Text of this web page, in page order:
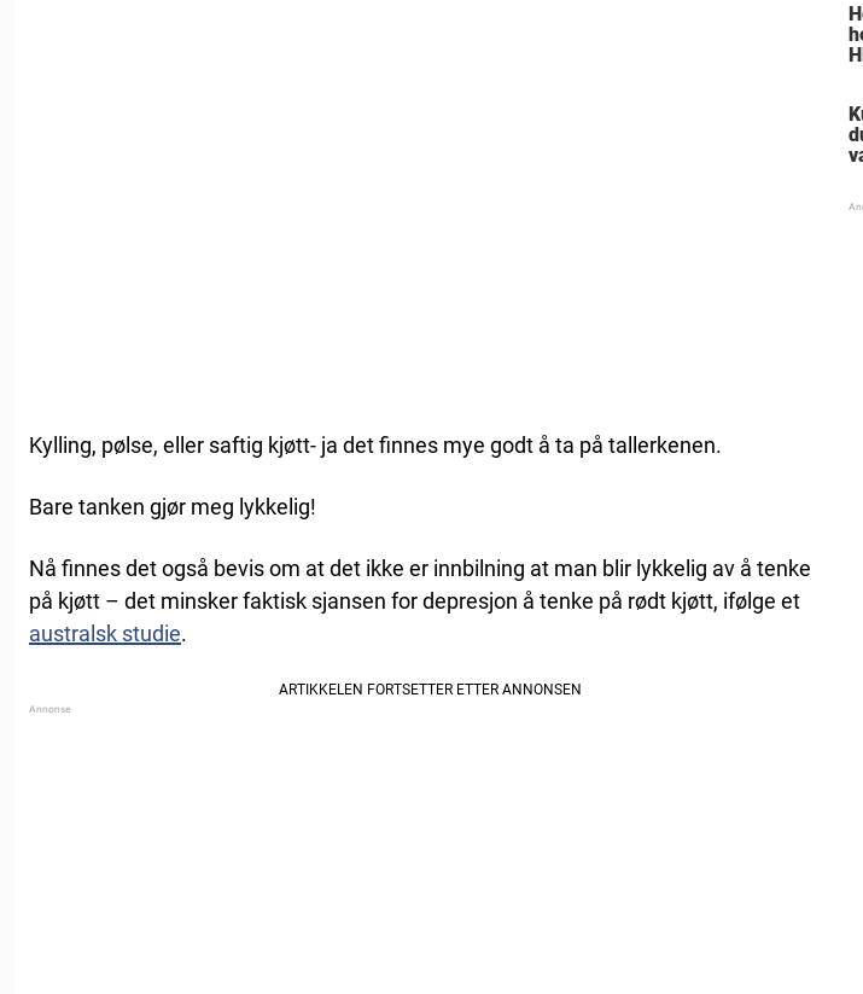
Kylling, pølse, eller saftig kjøtt- ja det finnes mye godt å ta på tallerkenen.
Bare tanken gjør meg lykkelig!
Nå finnes det også bevis om at det ikke er innbilning at man blir lykkelig av å tenke
på kjøtt – det minsker faktisk sjansen for depresjon å tenke på rødt kjøtt, ifølge et
australsk studie.